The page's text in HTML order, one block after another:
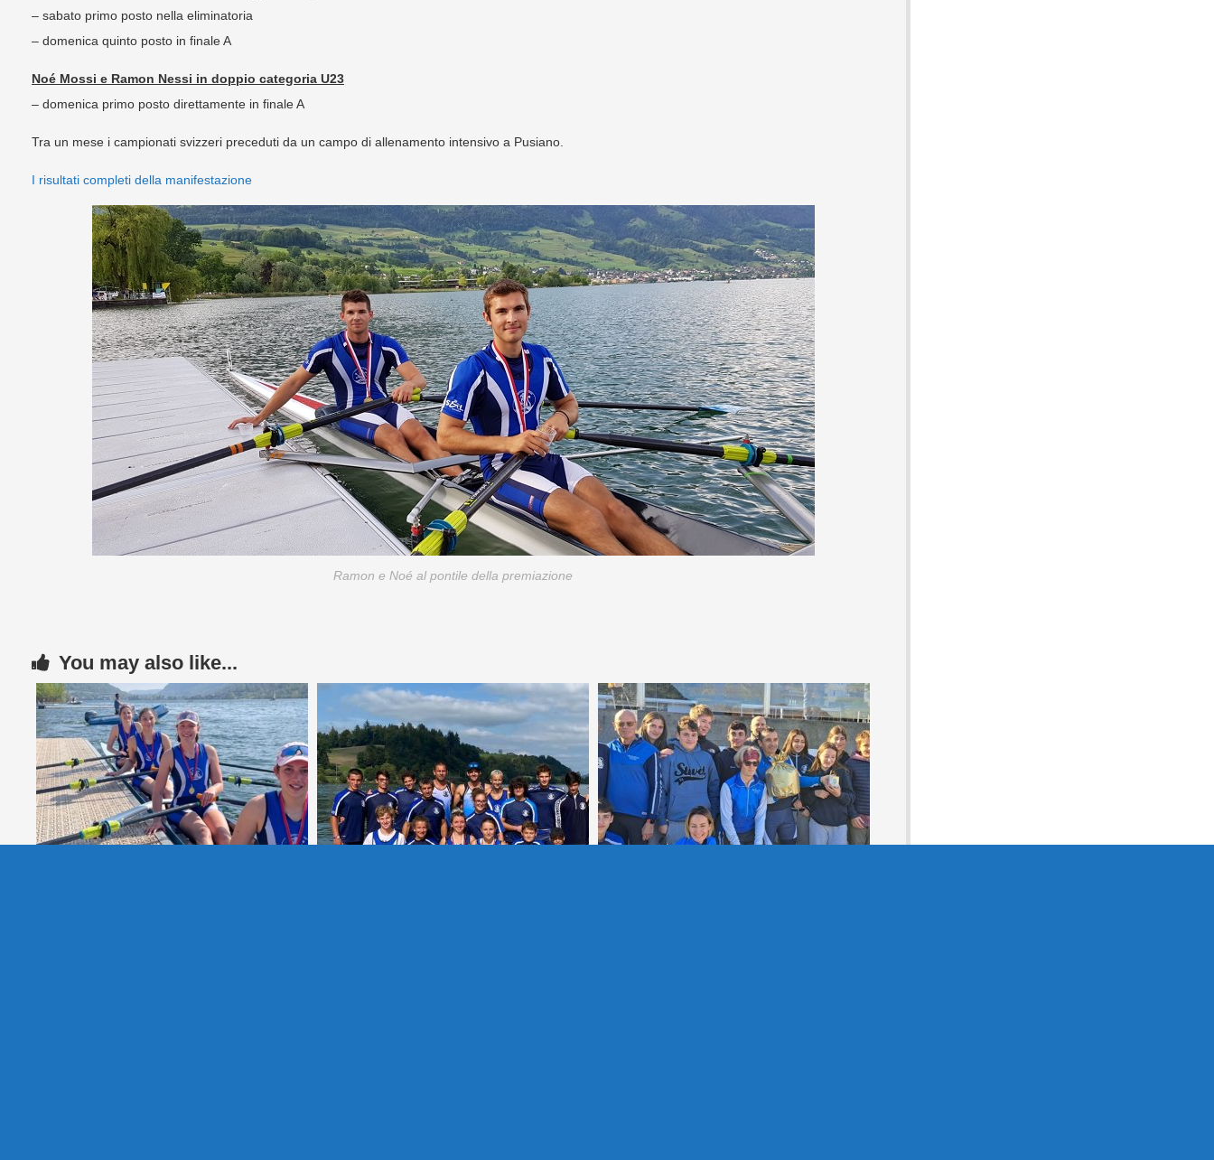
– sabato primo posto nella eliminatoria
– domenica quinto posto in finale A
Noé Mossi e Ramon Nessi in doppio categoria U23
– domenica primo posto direttamente in finale A
Tra un mese i campionati svizzeri preceduti da un campo di allenamento intensivo a Pusiano.
I risultati completi della manifestazione
Ramon e Noé al pontile della premiazione
You may also like...